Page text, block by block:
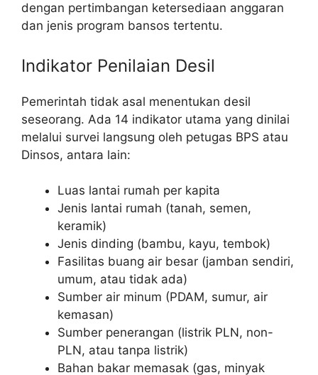
dengan pertimbangan ketersediaan anggaran
dan jenis program bansos tertentu.
Indikator Penilaian Desil
Pemerintah tidak asal menentukan desil
seseorang. Ada 14 indikator utama yang dinilai
melalui survei langsung oleh petugas BPS atau
Dinsos, antara lain:
Luas lantai rumah per kapita
Jenis lantai rumah (tanah, semen,
keramik)
Jenis dinding (bambu, kayu, tembok)
Fasilitas buang air besar (jamban sendiri,
umum, atau tidak ada)
Sumber air minum (PDAM, sumur, air
kemasan)
Sumber penerangan (listrik PLN, non-
PLN, atau tanpa listrik)
Bahan bakar memasak (gas, minyak